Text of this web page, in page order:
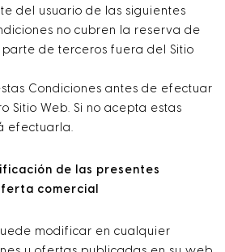
del usuario de las siguientes
no cubren la reserva de
parte de terceros fuera del Sitio
Condiciones antes de efectuar
Sitio Web. Si no acepta estas
efectuarla.
de las presentes
comercial
puede modificar en cualquier